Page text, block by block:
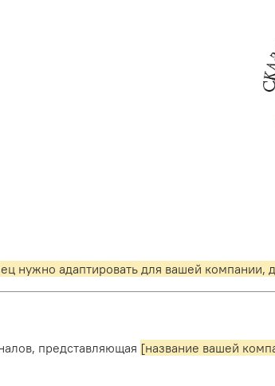
нужно адаптировать для вашей
представляющая [название вашей